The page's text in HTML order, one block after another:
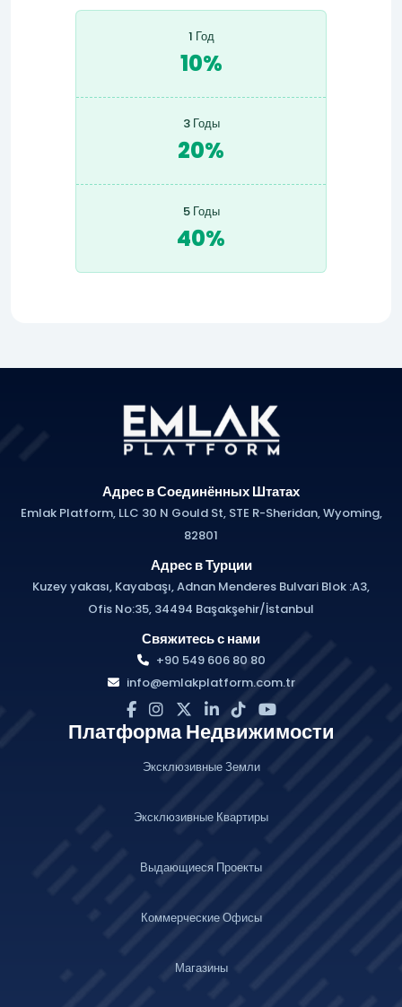
1 Год
10%
3 Годы
20%
5 Годы
40%
Адрес в Соединённых Штатах
Emlak Platform, LLC 30 N Gould St, STE R-Sheridan, Wyoming,
82801
Адрес в Турции
Kuzey yakası, Kayabaşı, Adnan Menderes Bulvari Blok :A3,
Ofis No:35, 34494 Başakşehir/İstanbul
Свяжитесь с нами
+90 549 606 80 80
info@emlakplatform.com.tr
Платформа Недвижимости
Эксклюзивные Земли
Эксклюзивные Квартиры
Выдающиеся Проекты
Коммерческие Офисы
Магазины